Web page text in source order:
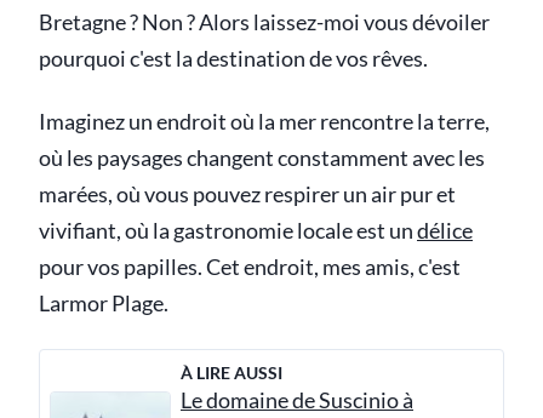
Bretagne ? Non ? Alors laissez-moi vous dévoiler
pourquoi c'est la destination de vos rêves.
Imaginez un endroit où la mer rencontre la terre,
où les paysages changent constamment avec les
marées, où vous pouvez respirer un air pur et
vivifiant, où la gastronomie locale est undélice
pour vos papilles. Cet endroit, mes amis, c'est
Larmor Plage.
À LIRE AUSSI
Le domaine de Suscinio à